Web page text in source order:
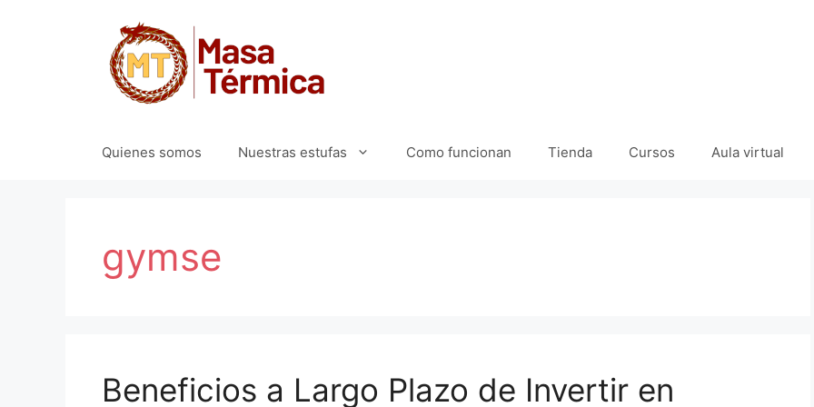
Quienes somos Nuestras estufas Como funcionan Tienda Cursos Aula virtual
gymse
Beneficios a Largo Plazo de Invertir en